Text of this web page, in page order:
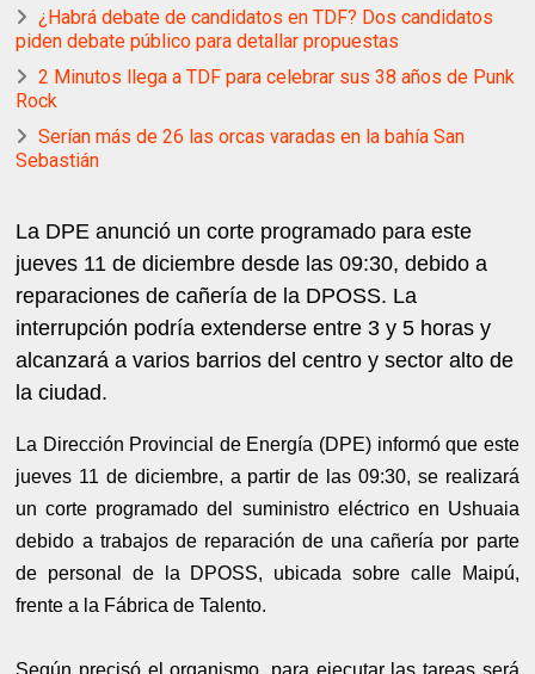
¿Habrá debate de candidatos en TDF? Dos candidatos
piden debate público para detallar propuestas
2 Minutos llega a TDF para celebrar sus 38 años de Punk
Rock
Serían más de 26 las orcas varadas en la bahía San
Sebastián
La DPE anunció un corte programado para este
jueves 11 de diciembre desde las 09:30, debido a
reparaciones de cañería de la DPOSS. La
interrupción podría extenderse entre 3 y 5 horas y
alcanzará a varios barrios del centro y sector alto de
la ciudad.
La Dirección Provincial de Energía (DPE) informó que este
jueves 11 de diciembre, a partir de las 09:30, se realizará
un corte programado del suministro eléctrico en Ushuaia
debido a trabajos de reparación de una cañería por parte
de personal de la DPOSS, ubicada sobre calle Maipú,
frente a la Fábrica de Talento.